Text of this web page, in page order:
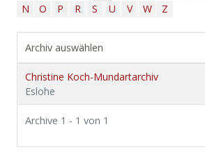
N
O P R S U V W Z
Archiv auswählen
Christine Koch-Mundartarchiv
Eslohe
Archive 1 - 1 von 1